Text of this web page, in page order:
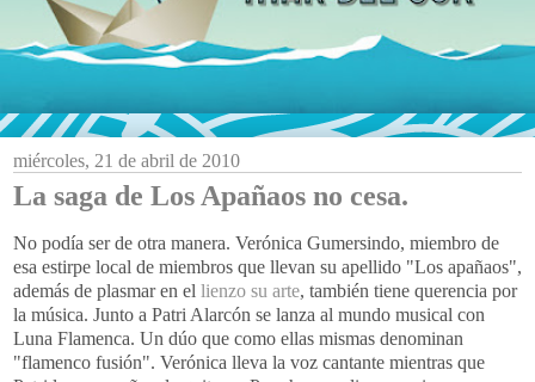
miércoles, 21 de abril de 2010
La saga de Los Apañaos no cesa.
No podía ser de otra manera. Verónica Gumersindo, miembro de
esa estirpe local de miembros que llevan su apellido "Los apañaos",
además de plasmar en el lienzo su arte, también tiene querencia por
la música. Junto a Patri Alarcón se lanza al mundo musical con
Luna Flamenca. Un dúo que como ellas mismas denominan
"flamenco fusión". Verónica lleva la voz cantante mientras que